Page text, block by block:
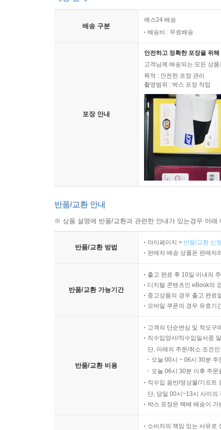
배송 구분
예스24 배송
배송비 : 무료배송
포장 안내
안전하고 정확한 포장을 위
고객님께 배송되는 모든 상
목적 : 안전한 포장 관리
촬영범위 : 박스 포장 작업
반품/교환 안내
※ 상품 설명에 반품/교환과 관련한 안내가 있는경우 아
반품/교환 방법
마이페이지 > 반품/교환 신
판매자 배송 상품은 판매자
반품/교환 가능기간
출고 완료 후 10일 이내의
디지털 콘텐츠인 eBook의
중고상품의 경우 출고 완료
모바일 쿠폰의 경우 유효기
반품/교환 비용
고객의 단순변심 및 착오구
직수입양서/직수입일서중
단, 아래의 주문/취소 조건
오늘 00시 ~ 06시 30분
오늘 06시 30분 이후 주
직수입 음반/영상물/기프트
단, 당일 00시~13시 사이의
박스 포장은 택배 배송이
소비자의 책임 있는 사유로